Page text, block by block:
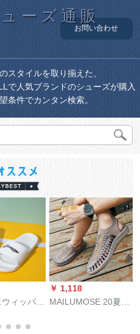
ーズ通販
お問い合わせ
スタイルを取り揃えた、
で人気ブランドのシューズが購入
条件でカンタン検索。
ィッパー
性R标准白
￥ 1,118
MAILUMOSE 20夏新